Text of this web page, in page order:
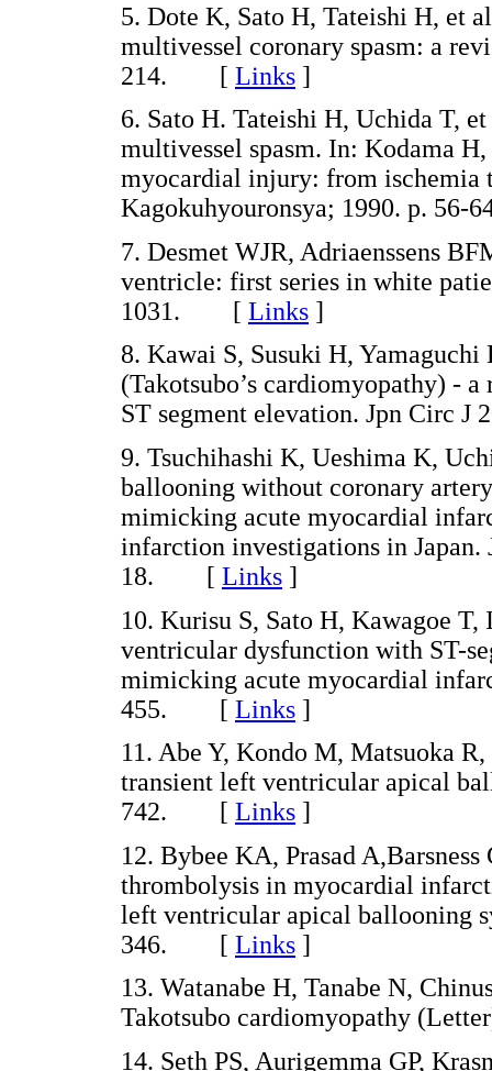
5. Dote K, Sato H, Tateishi H, et
multivessel coronary spasm: a
214. [ Links ]
6. Sato H. Tateishi H, Uchida T,
multivessel spasm. In: Kodama
myocardial injury: from ischemia
Kagokuhyouronsya; 1990. p.
7. Desmet WJR, Adriaenssens
ventricle: first series in white
1031. [ Links ]
8. Kawai S, Susuki H,
(Takotsubo’s cardiomyopathy) -
ST segment elevation. Jpn
9. Tsuchihashi K, Ueshima K,
ballooning without coronary
mimicking acute myocardial
infarction investigations in
18. [ Links ]
10. Kurisu S, Sato H, Kawagoe
ventricular dysfunction with ST-
mimicking acute myocardial
455. [ Links ]
11. Abe Y, Kondo M, Matsuoka
transient left ventricular apical
742. [ Links ]
12. Bybee KA, Prasad
thrombolysis in myocardial
left ventricular apical ballooning
346. [ Links ]
13. Watanabe H, Tanabe N,
Takotsubo cardiomyopathy
14. Seth PS, Aurigemma GP,